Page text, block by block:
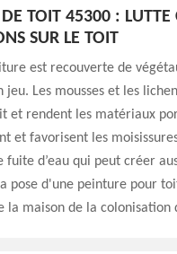
TOIT 45300 : LUTTE
SUR LE TOIT
est recouverte de
jeu. Les mousses et les
et rendent les matériaux
et favorisent les
fuite d’eau qui peut créer
pose d'une peinture pour
la maison de la colonisation